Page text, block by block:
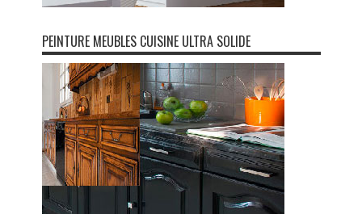
PEINTURE MEUBLES CUISINE ULTRA SOLIDE